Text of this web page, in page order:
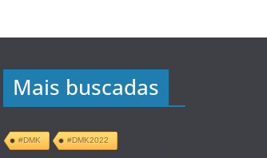
Mais buscadas
#DMK #DMK2022